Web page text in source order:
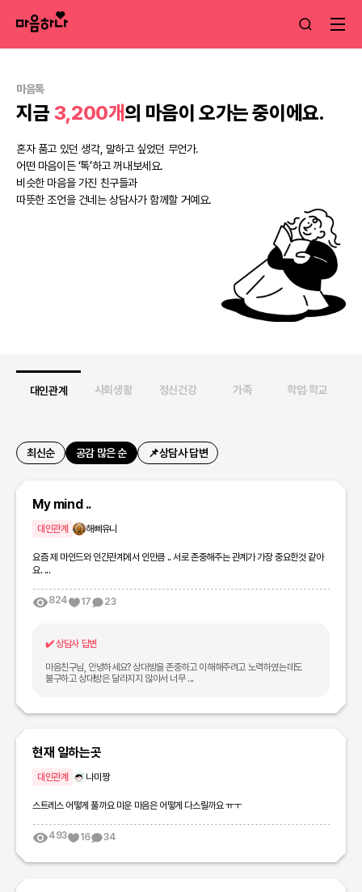
마음톡
지금 3,200개의 마음이 오가는 중이에요.
혼자 품고 있던 생각, 말하고 싶었던 무언가.
어떤 마음이든 ‘톡’하고 꺼내보세요.
비슷한 마음을 가진 친구들과
따뜻한 조언을 건네는 상담사가 함께할 거예요.
대인관계 사회생활 정신건강 가족 학업·학교
최신순 공감 많은 순 📌상담사 답변
My mind ..
대인관계 해삐유니
요즘 제 마인드와 인간관계에서 인만큼 .. 서로 존중해주는 관계가 가장 중요한것 같아
요. ...
824 17 23
✔️상담사 답변
마음친구님, 안녕하세요? 상대방을 존중하고 이해해주려고 노력하였는데도
불구하고 상대방은 달라지지 않아서 너무 ...
현재 일하는곳
대인관계 나미짱
스트레스 어떻게 풀까요 미운 마음은 어떻게 다스릴까요 ㅠㅜ
493 16 34